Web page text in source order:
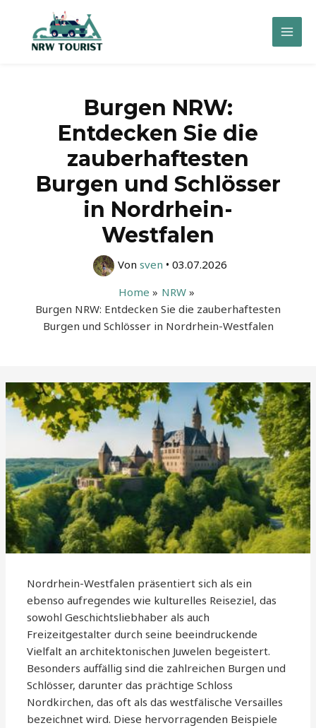
springen
Main
Burgen NRW:
Entdecken Sie die
zauberhaftesten
Burgen und Schlösser
in Nordrhein-
Westfalen
Von sven • 03.07.2026
Home
NRW
Burgen NRW: Entdecken Sie die zauberhaftesten
Burgen und Schlösser in Nordrhein-Westfalen
Nordrhein-Westfalen präsentiert sich als ein
ebenso aufregendes wie kulturelles Reiseziel, das
sowohl Geschichtsliebhaber als auch
Freizeitgestalter durch seine beeindruckende
Vielfalt an architektonischen Juwelen begeistert.
Besonders auffällig sind die zahlreichen Burgen und
Schlösser, darunter das prächtige Schloss
Nordkirchen, das oft als das westfälische Versailles
bezeichnet wird. Diese hervorragenden Beispiele